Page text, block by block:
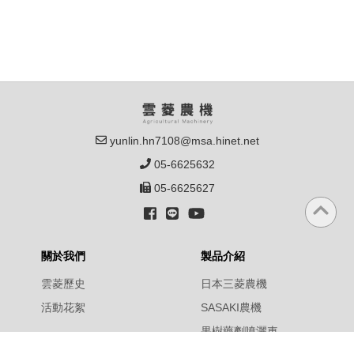
yunlin.hn7108@msa.hinet.net
05-6625632
05-6625627
關於我們
雲菱歷史
活動花絮
製品介紹
日本三菱農機
SASAKI農機
果樹藥劑噴灑車